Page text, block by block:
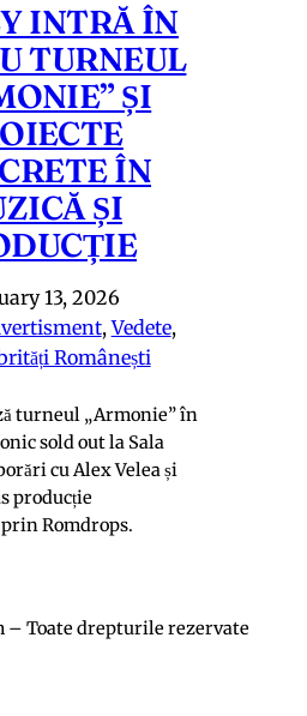
INTRĂ ÎN
TURNEUL
ȘI
ÎN
ȘI
13, 2026
, Vedete ,
Românești
turneul „Armonie” în
sold out la Sala
cu Alex Velea și
producție
Romdrops.
– Toate drepturile rezervate